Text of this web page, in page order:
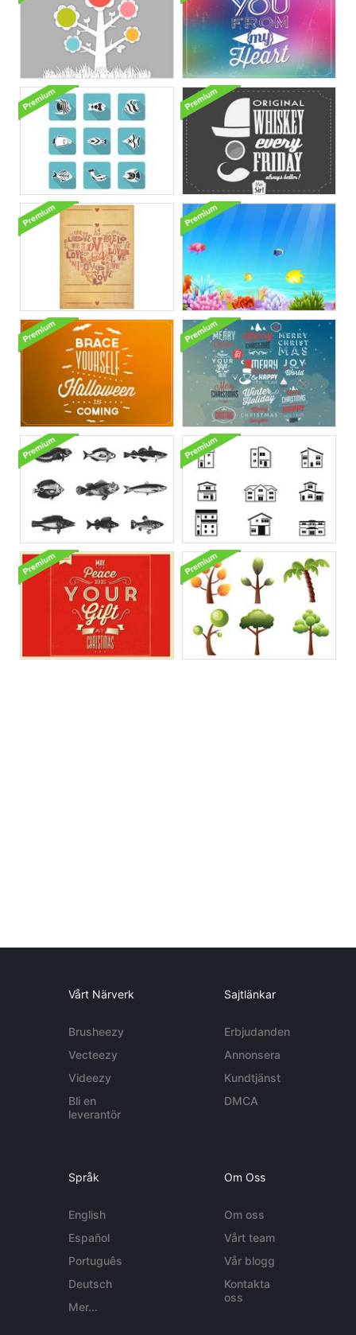
Vårt Närverk
Brusheezy
Vecteezy
Videezy
Bli en
leverantör
Sajtlänkar
Erbjudanden
Annonsera
Kundtjänst
DMCA
Språk
English
Español
Português
Deutsch
Mer...
Om Oss
Om oss
Vårt team
Vår blogg
Kontakta
oss